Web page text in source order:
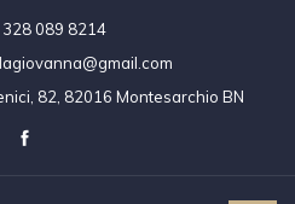
328 089 8214
82, 82016 Montesarchio BN